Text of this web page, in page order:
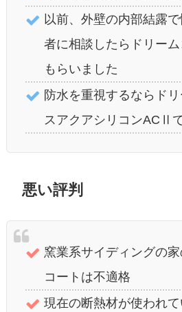
以前、外壁の内部結露
者に相談したらドリー
もらいました
防水を重視するならド
スアクアシリコンACⅡ
悪い評判
窯業系サイディングの
コートは不適格
現在の断熱材が使われ